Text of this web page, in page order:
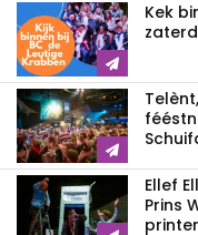
Kek
Ellef
Prins
printer